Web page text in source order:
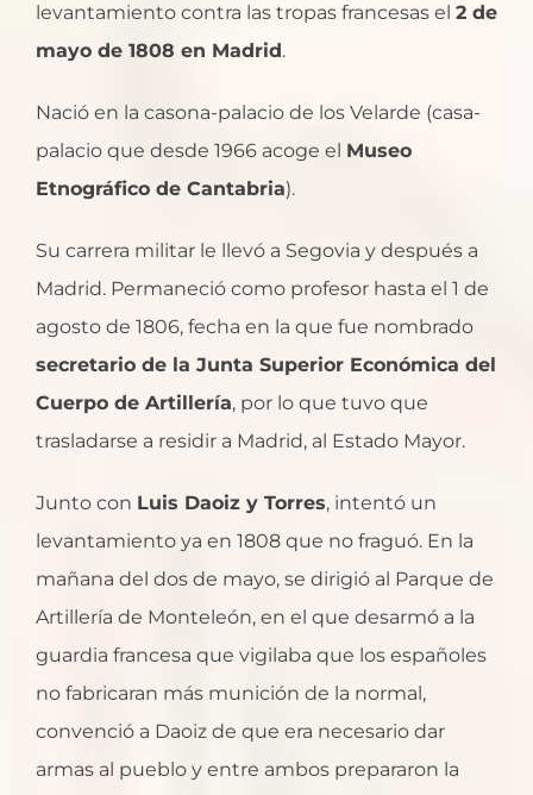
levantamiento contra las tropas francesas el 2 de
mayo de 1808 en Madrid.
Nació en la casona-palacio de los Velarde (casa-
palacio que desde 1966 acoge el Museo
Etnográfico de Cantabria).
Su carrera militar le llevó a Segovia y después a
Madrid. Permaneció como profesor hasta el 1 de
agosto de 1806, fecha en la que fue nombrado
secretario de la Junta Superior Económica del
Cuerpo de Artillería, por lo que tuvo que
trasladarse a residir a Madrid, al Estado Mayor.
Junto con Luis Daoiz y Torres, intentó un
levantamiento ya en 1808 que no fraguó. En la
mañana del dos de mayo, se dirigió al Parque de
Artillería de Monteleón, en el que desarmó a la
guardia francesa que vigilaba que los españoles
no fabricaran más munición de la normal,
convenció a Daoiz de que era necesario dar
armas al pueblo y entre ambos prepararon la